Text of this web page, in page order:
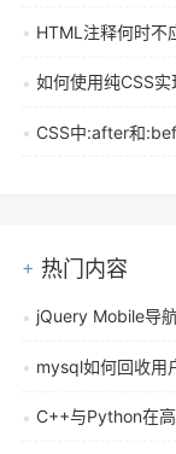
HTML注释何时不
如何使用纯CSS
热门内容